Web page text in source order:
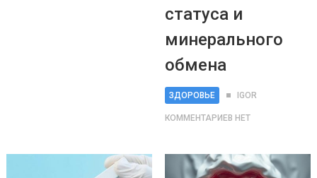
статуса и
минерального
обмена
ЗДОРОВЬЕ IGOR
КОММЕНТАРИЕВ НЕТ